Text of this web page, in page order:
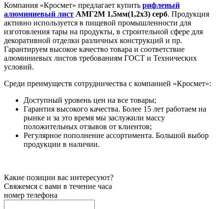
Компания «Кросмет» предлагает купить рифленый
алюминиевый лист АМГ2М 1,5мм(1,2х3) серб. Продукция
активно используется в пищевой промышленности для
изготовления тары на продукты, в строительной сфере для
декоративной отделки различных конструкций и пр.
Гарантируем высокое качество товара и соответствие
алюминиевых листов требованиям ГОСТ и Технических
условий.
Среди преимуществ сотрудничества с компанией «Кросмет»:
Доступный уровень цен на все товары;
Гарантия высокого качества. Более 15 лет работаем на
рынке и за это время мы заслужили массу
положительных отзывов от клиентов;
Регулярное пополнение ассортимента. Большой выбор
продукции в наличии.
Какие позиции вас интересуют?
Свяжемся с вами в течение часа
номер телефона